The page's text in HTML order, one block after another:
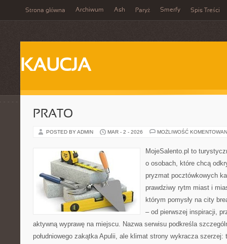
Strona główna Archiwum Ash Paryż Smerfy Spis Treści
KAUCJA
PRATO
POSTED BY ADMIN MAR - 2 - 2026 MOŻLIWOŚĆ
MojeSalento.pl to
o osobach, które chcą
pryzmat pocztówkowych
prawdziwy rytm miast i
którym pomysły na city
– od pierwszej inspiracji,
aktywną wyprawę na miejscu. Nazwa serwisu podkreśla
południowego zakątka Apulii, ale klimat strony wykracza szerzej: